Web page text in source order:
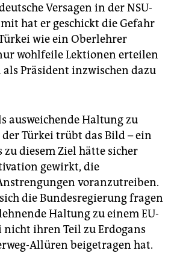
Versagen in der NSU-
hat er geschickt die Gefahr
wie ein Oberlehrer
wohlfeile Lektionen erteilen
Präsident inzwischen dazu
ausweichende Haltung zu
Türkei trübt das Bild – ein
diesem Ziel hätte sicher
gewirkt, die
voranzutreiben.
die Bundesregierung fragen
Haltung zu einem EU-
ihren Teil zu Erdogans
Allüren beigetragen hat.